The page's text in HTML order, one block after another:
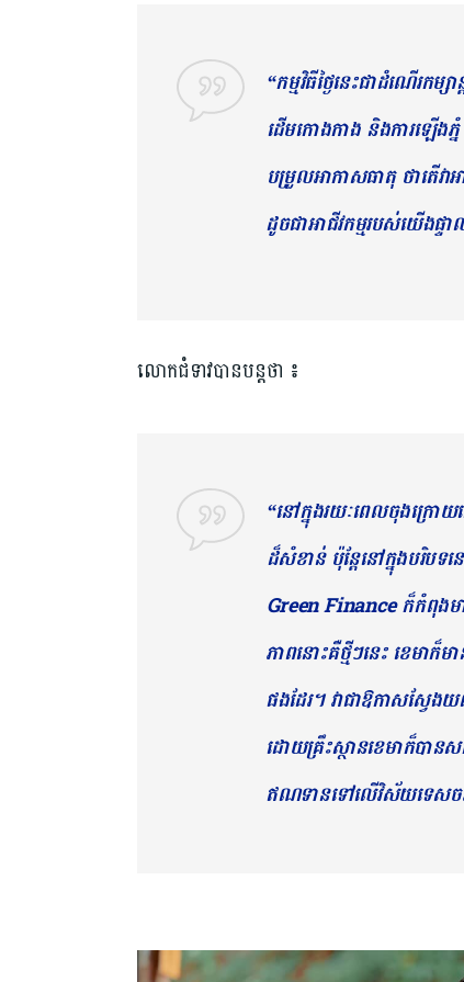
“កម្មវិធីថ្ងៃនេះជាដំណើរកម្
ដើមកោងកាង និងការឡើង
បម្រួលអាកាសធាតុ ថាតើវា
ដូចជាអាជីវកម្មរបស់យើងផ្ទ
លោកជំទាវបានបន្តថា ៖
“នៅក្នុងរយៈពេលចុងក្រោ
ដ៏សំខាន់ ប៉ុន្តែនៅក្នុងបរិបទ
Green Finance ក៏កំពុងម
ភាពនោះគឺថ្មីៗនេះ ខេមាក៏ម
ផងដែរ។ វាជាឱកាសស្វ
ដោយគ្រឹះស្ថានខេមាក៏បា
ឥណទានទៅលើវិស័យទេសច